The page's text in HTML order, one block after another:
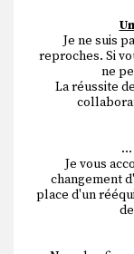
Je ne suis
reproches. Si
ne
La réussite
…
Je vous
changement
place d'un